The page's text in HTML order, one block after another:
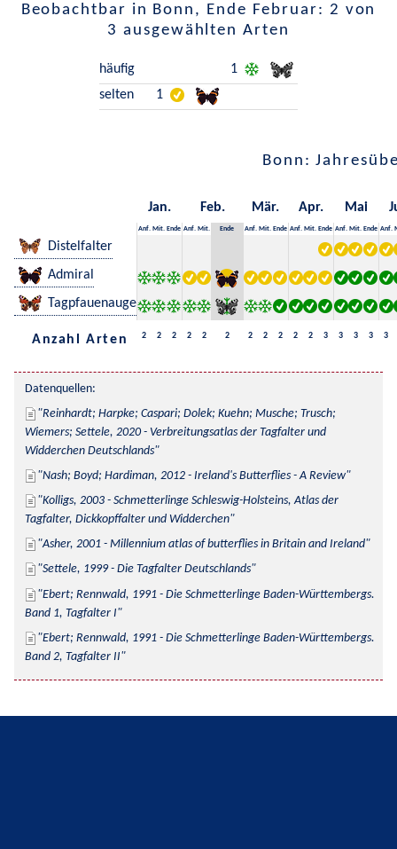
Beobachtbar in Bonn, Ende Februar: 2 von
3 ausgewählten Arten
häufig
1
selten
1
Bonn:
Jan. Feb. Mär. Apr. Mai
Anf. Mit. Ende Anf. Mit. Ende Anf. Mit. Ende Anf. Mit. Ende Anf. Mit. Ende Anf.
Distelfalter
Admiral
Tagpfauenauge
Anzahl Arten 2 2 2 2 2 2 2 2 2 2 2 3 3 3 3 3
Datenquellen:
Reinhardt; Harpke; Caspari; Dolek; Kuehn; Musche; Trusch;
Wiemers; Settele, 2020 - Verbreitungsatlas der Tagfalter und
Widderchen Deutschlands
Nash; Boyd; Hardiman, 2012 - Ireland's Butterflies - A Review
Kolligs, 2003 - Schmetterlinge Schleswig-Holsteins, Atlas der
Tagfalter, Dickkopffalter und Widderchen
Asher, 2001 - Millennium atlas of butterflies in Britain and Ireland
Settele, 1999 - Die Tagfalter Deutschlands
Ebert; Rennwald, 1991 - Die Schmetterlinge Baden-Württembergs.
Band 1, Tagfalter I
Ebert; Rennwald, 1991 - Die Schmetterlinge Baden-Württembergs.
Band 2, Tagfalter II